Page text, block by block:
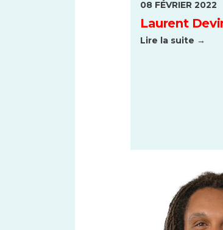
08 FÉVRIER 2022
Laurent
Lire la suite →